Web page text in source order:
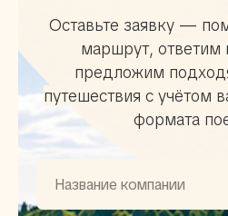
Оставьте заявку —
маршрут, ответим
предложим
путешествия с учётом
формата